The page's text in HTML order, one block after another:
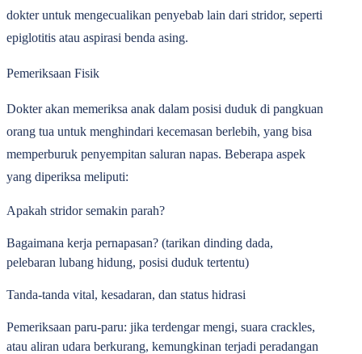
dokter untuk mengecualikan penyebab lain dari stridor, seperti
epiglotitis atau aspirasi benda asing.
Pemeriksaan Fisik
Dokter akan memeriksa anak dalam posisi duduk di pangkuan
orang tua untuk menghindari kecemasan berlebih, yang bisa
memperburuk penyempitan saluran napas. Beberapa aspek
yang diperiksa meliputi:
Apakah stridor semakin parah?
Bagaimana kerja pernapasan? (tarikan dinding dada,
pelebaran lubang hidung, posisi duduk tertentu)
Tanda-tanda vital, kesadaran, dan status hidrasi
Pemeriksaan paru-paru: jika terdengar mengi, suara crackles,
atau aliran udara berkurang, kemungkinan terjadi peradangan